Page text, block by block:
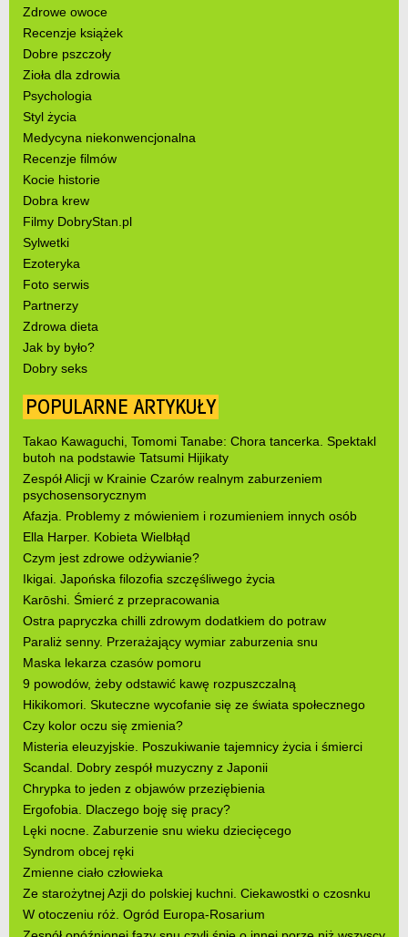
Zdrowe owoce
Recenzje książek
Dobre pszczoły
Zioła dla zdrowia
Psychologia
Styl życia
Medycyna niekonwencjonalna
Recenzje filmów
Kocie historie
Dobra krew
Filmy DobryStan.pl
Sylwetki
Ezoteryka
Foto serwis
Partnerzy
Zdrowa dieta
Jak by było?
Dobry seks
POPULARNE ARTYKUŁY
Takao Kawaguchi, Tomomi Tanabe: Chora tancerka. Spektakl
butoh na podstawie Tatsumi Hijikaty
Zespół Alicji w Krainie Czarów realnym zaburzeniem
psychosensorycznym
Afazja. Problemy z mówieniem i rozumieniem innych osób
Ella Harper. Kobieta Wielbłąd
Czym jest zdrowe odżywianie?
Ikigai. Japońska filozofia szczęśliwego życia
Karōshi. Śmierć z przepracowania
Ostra papryczka chilli zdrowym dodatkiem do potraw
Paraliż senny. Przerażający wymiar zaburzenia snu
Maska lekarza czasów pomoru
9 powodów, żeby odstawić kawę rozpuszczalną
Hikikomori. Skuteczne wycofanie się ze świata społecznego
Czy kolor oczu się zmienia?
Misteria eleuzyjskie. Poszukiwanie tajemnicy życia i śmierci
Scandal. Dobry zespół muzyczny z Japonii
Chrypka to jeden z objawów przeziębienia
Ergofobia. Dlaczego boję się pracy?
Lęki nocne. Zaburzenie snu wieku dziecięcego
Syndrom obcej ręki
Zmienne ciało człowieka
Ze starożytnej Azji do polskiej kuchni. Ciekawostki o czosnku
W otoczeniu róż. Ogród Europa-Rosarium